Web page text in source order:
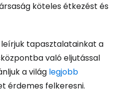
köteles étkezést és
leírjuk tapasztalatainkat a
való eljutással
a világ legjobb
érdemes felkeresni.